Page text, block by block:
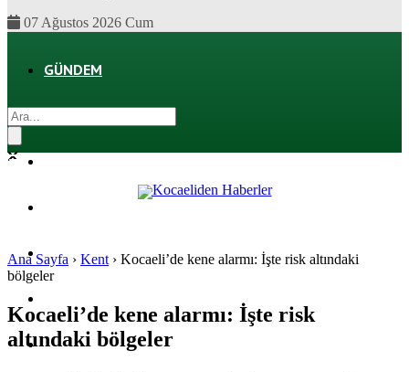
07 Ağustos 2026 Cum
GÜNDEM
SPOR
SAĞLIK
Ana Sayfa › Kent › Kocaeli’de kene alarmı: İşte risk altındaki
bölgeler
Kocaeli’de kene alarmı: İşte risk
altındaki bölgeler